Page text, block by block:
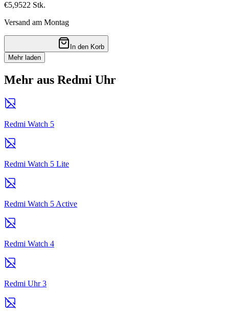
€5,9522 Stk.
Versand am Montag
In den Korb
Mehr laden
Mehr aus Redmi Uhr
Redmi Watch 5
Redmi Watch 5 Lite
Redmi Watch 5 Active
Redmi Watch 4
Redmi Uhr 3